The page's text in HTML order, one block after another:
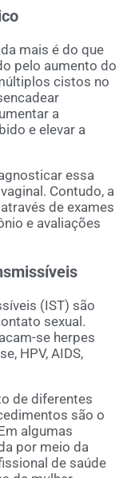
mais é do que
pelo aumento do
cistos no
a
e elevar a
essa
Contudo, a
de exames
e avaliações
(IST) são
sexual.
se herpes
HPV, AIDS,
de diferentes
são o
algumas
por meio da
de saúde